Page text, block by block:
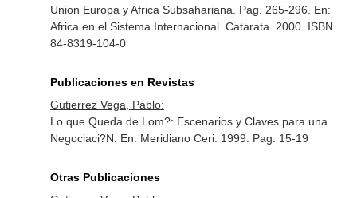
Union Europa y Africa Subsahariana. Pag. 265-296. En:
Africa en el Sistema Internacional. Catarata. 2000. ISBN
84-8319-104-0
Publicaciones en Revistas
Gutierrez Vega, Pablo:
Lo que Queda de Lom?: Escenarios y Claves para una
Negociaci?N. En: Meridiano Ceri. 1999. Pag. 15-19
Otras Publicaciones